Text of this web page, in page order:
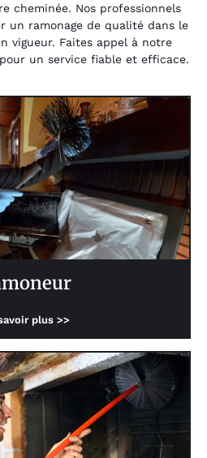
cheminée. Nos professionnels
un ramonage de qualité dans le
vigueur. Faites appel à notre
un service fiable et efficace.
plus >>